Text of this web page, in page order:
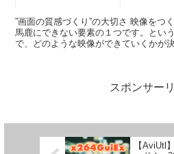
”画面の質感づくり”の大切さ 映像をつ
馬鹿にできない要素の１つです。とい
で、どのような映像ができていくかが
スポンサー
【AviUtl